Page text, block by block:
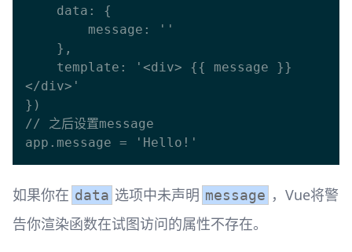
</div>'
})
// 之后设置message
如果你在 data 选项中未声明 message ，Vue将警
告你渲染函数在试图访问的属性不存在。